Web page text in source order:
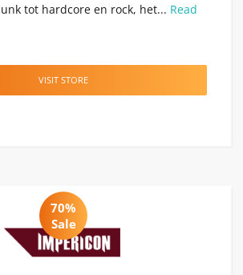
tot hardcore en rock, het... Read
VISIT STORE
70%
Sale